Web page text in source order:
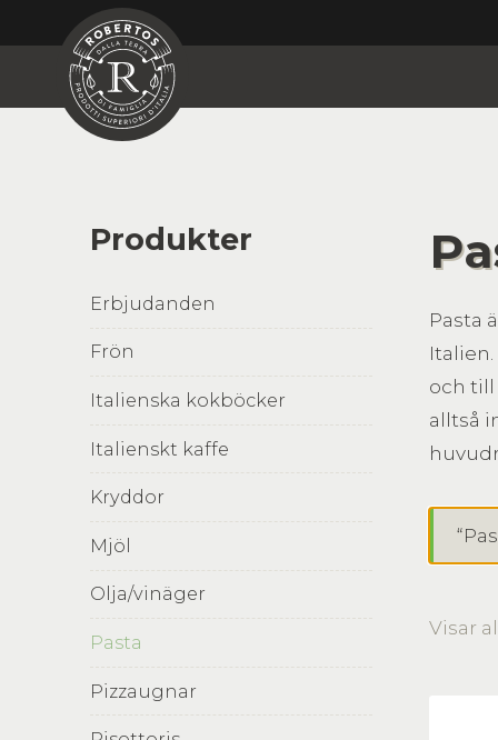
Produkter
Erbjudanden
Frön
Italienska kokböcker
Italienskt kaffe
Kryddor
Mjöl
Olja/vinäger
Pasta
Pizzaugnar
Pasta
och till
alltså
Visar